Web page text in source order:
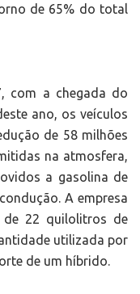
de 65% do total
com a chegada do
ano, os veículos
de 58 milhões
na atmosfera,
a gasolina de
A empresa
de 22 quilolitros de
utilizada por
de um híbrido.